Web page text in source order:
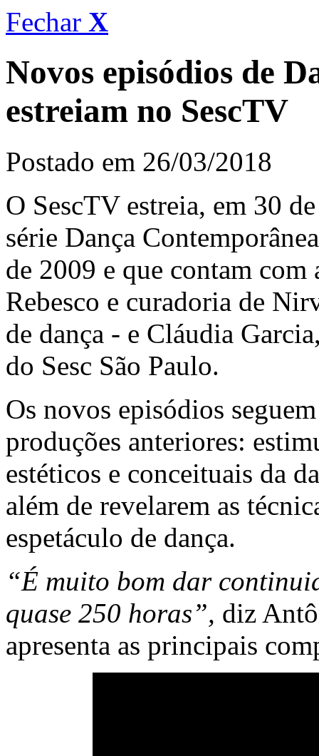
Fechar X
Novos episódios de
estreiam no SescTV
Postado em 26/03/2018
O SescTV estreia, em 30
série Dança
de 2009 e que contam
Rebesco e curadoria de
de dança - e Cláudia
do Sesc São Paulo.
Os novos episódios
produções anteriores:
estéticos e conceituais da
além de revelarem as
espetáculo de dança.
“É muito bom dar
quase 250 horas”, diz
apresenta as principais